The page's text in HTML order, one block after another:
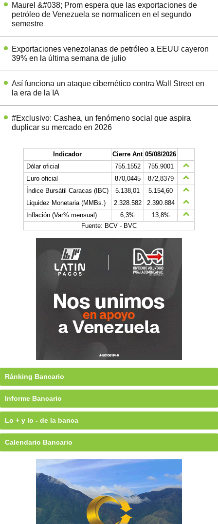
Maurel &#038; Prom espera que las exportaciones de
petróleo de Venezuela se normalicen en el segundo
semestre
Exportaciones venezolanas de petróleo a EEUU cayeron
39% en la última semana de julio
Así funciona un ataque cibernético contra Wall Street en
la era de la IA
#Exclusivo: Cashea, un fenómeno social que aspira
duplicar su mercado en 2026
Indicador Cierre Ant 05/08/2026
Dólar oficial
755.1552
755.9001
Euro oficial
870,0445
872,8379
Índice Bursátil Caracas (IBC)
5.138,01
5.154,60
Liquidez Monetaria (MMBs.)
2.328.582
2.390.884
Inflación (Var% mensual)
6,3%
13,8%
Fuente: BCV - BVC
Ránking Bancario
Informe Bancario
Lo + y lo - de la banca
Calendario Bancario